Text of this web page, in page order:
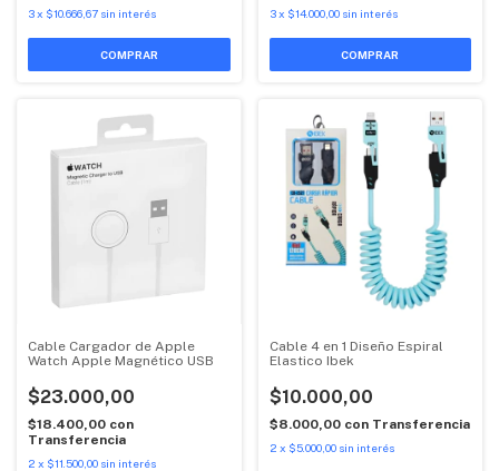
3x $10.666,67 sin interés 3 x $14.000,00 sin interés
Cable Cargador de Apple
Watch Apple Magnético USB
$23.000,00
$18.400,00 con
Transferencia
2 x $11.500,00 sin interés
Cable 4 en 1 Diseño Espiral
Elastico Ibek
$10.000,00
$8.000,00 con Transferencia
2 x $5.000,00 sin interés